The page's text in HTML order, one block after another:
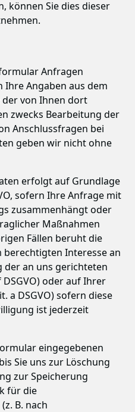
können Sie dies dieser
Anfragen
Ihre Angaben aus dem
von Ihnen dort
zwecks Bearbeitung der
Anschlussfragen bei
geben wir nicht ohne
erfolgt auf Grundlage
sofern Ihre Anfrage mit
zusammenhängt oder
Maßnahmen
Fällen beruht die
Interesse an
der an uns gerichteten
oder auf Ihrer
a DSGVO) sofern diese
ist jederzeit
eingegebenen
Sie uns zur Löschung
zur Speicherung
für die
B. nach